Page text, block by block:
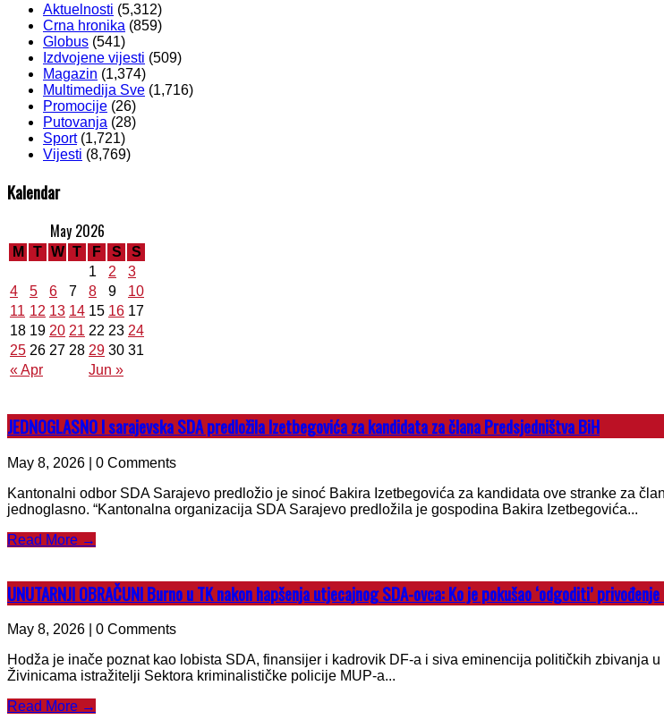
Aktuelnosti (5,312)
Crna hronika (859)
Globus (541)
Izdvojene vijesti (509)
Magazin (1,374)
Multimedija Sve (1,716)
Promocije (26)
Putovanja (28)
Sport(1,721)
Vijesti (8,769)
Kalendar
May 2026
M T W T F S S
« Apr Jun »
1 2
3
4
5 6 7 8 9
10
11 12 13 14 15 16 17
18 19 20 21 22 23 24
25 26 27 28 29 30 31
JEDNOGLASNO I sarajevska SDA predložila Izetbegovića za kandidata za člana Predsjedništva BiH
May 8, 2026 | 0 Comments
Kantonalni odbor SDA Sarajevo predložio je sinoć Bakira Izetbegovića za kandidata ove stranke za
jednoglasno. “Kantonalna organizacija SDA Sarajevo predložila je gospodina Bakira Izetbegovića...
Read More →
UNUTARNJI OBRAČUNI Burno u TK nakon hapšenja utjecajnog SDA-ovca: Ko je pokušao ‘odgoditi’
May 8, 2026 | 0 Comments
Hodža je inače poznat kao lobista SDA, finansijer i kadrovik DF-a i siva eminencija političkih zbivanja
Živinicama istražitelji Sektora kriminalističke policije MUP-a...
Read More →